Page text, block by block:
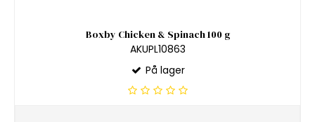
Boxby Chicken & Spinach 100 g
AKUPL10863
På lager